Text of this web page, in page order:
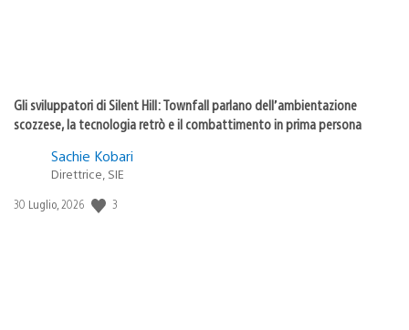
Gli sviluppatori di Silent Hill: Townfall parlano dell’ambientazione
scozzese, la tecnologia retrò e il combattimento in prima persona
Sachie Kobari
Direttrice, SIE
Data
30 Luglio, 2026 3